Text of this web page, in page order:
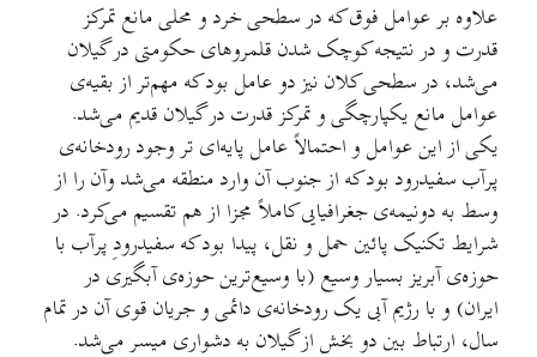
علاوه بر عوامل فوق که در سطحی خرد و محلی مانع تمرکز
قدرت و در نتیجه کوچک شدن قلمرو‌های حکومتی در گیلان
می‌شد، در سطحی کلان نیز دو عامل بود که مهم‌تر از بقیه‌ی
عوامل مانع یکپارچگی و تمرکز قدرت در گیلان قدیم می‌شد.
یکی از این عوامل و احتمالاً عامل پایه‌ای تر وجود رودخانه‌ی
پرآب سفیدرود بود که از جنوب آن وارد منطقه می‌شد وآن را از
وسط به دونیمه‌ی جغرافیایی کاملاً مجزا از هم تقسیم می‌کرد. در
شرایط تکنیک پائین حمل و نقل، پیدا بود که سفیدرودِ پرآب با
حوزه‌ی آبریز بسیار وسیع (با وسیع‌ترین حوزه‌ی آبگیری در
ایران) و با رژیم آبی یک رودخانه‌ی دائمی و جریان قوی آن در تمام
سال، ارتباط بین دو بخش از گیلان به دشواری میسر می‌شد.